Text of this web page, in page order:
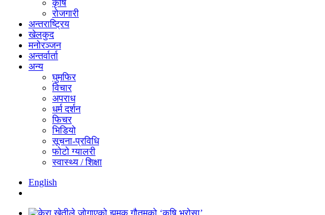
कृषि
रोजगारी
अन्तराष्ट्रिय
खेलकुद
मनोरञ्जन
अन्तर्वार्ता
अन्य
घुमफिर
विचार
अपराध
धर्म दर्शन
फिचर
भिडियो
सूचना-प्रविधि
फोटो ग्यालरी
स्वास्थ्य / शिक्षा
English